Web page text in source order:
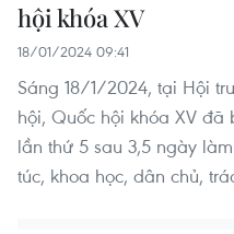
hội khóa XV
18/01/2024 09:41
Sáng 18/1/2024, tại Hội
hội, Quốc hội khóa XV
lần thứ 5 sau 3,5 ngày
túc, khoa học, dân chủ,